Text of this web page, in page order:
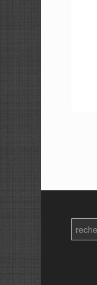
Search
for: